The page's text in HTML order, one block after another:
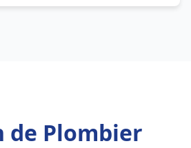
de Plombier